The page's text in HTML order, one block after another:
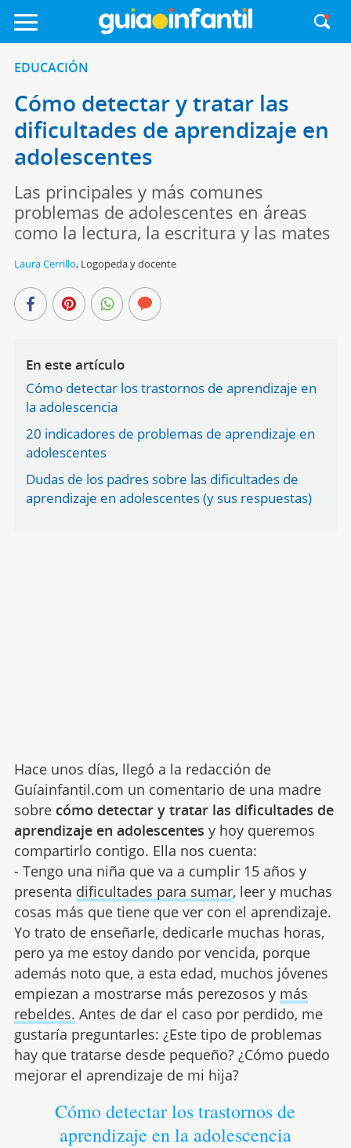
EDUCACIÓN
Cómo detectar y tratar las
dificultades de aprendizaje en
adolescentes
Las principales y más comunes
problemas de adolescentes en áreas
como la lectura, la escritura y las mates
Laura Cerrillo, Logopeda y docente
En este artículo
Cómo detectar los trastornos de aprendizaje en
la adolescencia
20 indicadores de problemas de aprendizaje en
adolescentes
Dudas de los padres sobre las dificultades de
aprendizaje en adolescentes (y sus respuestas)
Hace unos días, llegó a la redacción de
Guíainfantil.com un comentario de una madre
sobre cómo detectar y tratar las dificultades de
aprendizaje en adolescentes y hoy queremos
compartirlo contigo. Ella nos cuenta:
- Tengo una niña que va a cumplir 15 años y
presenta dificultades para sumar, leer y muchas
cosas más que tiene que ver con el aprendizaje.
Yo trato de enseñarle, dedicarle muchas horas,
pero ya me estoy dando por vencida, porque
además noto que, a esta edad, muchos jóvenes
empiezan a mostrarse más perezosos y más
rebeldes. Antes de dar el caso por perdido, me
gustaría preguntarles: ¿Este tipo de problemas
hay que tratarse desde pequeño? ¿Cómo puedo
mejorar el aprendizaje de mi hija?
Cómo detectar los trastornos de
aprendizaje en la adolescencia